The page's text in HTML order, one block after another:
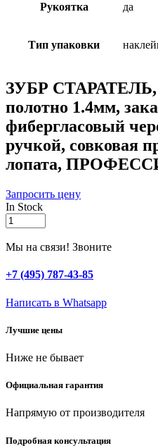
Рукоятка да
Тип упаковки
ЗУБР СТАРАТЕЛЬ,
полотно 1.4мм,
фибергласовый
ручкой, совковая
лопата,
Запросить цену
In Stock
ЗУБР
СТАРАТЕЛЬ,
275х215х1500мм,
1.4мм,
закалено,
черенок
резиновой
совковая
лопата,
quantity
Мы на связи! Звоните
+7 (495) 787-43-85
Написать в Whatsapp
Лучшие цены
Ниже не бывает
Официальная гарантия
Напрямую от производителя
Подробная консультация